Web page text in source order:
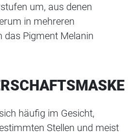
um, aus denen
in mehreren
das Pigment Melanin
häufig im Gesicht,
Stellen und meist